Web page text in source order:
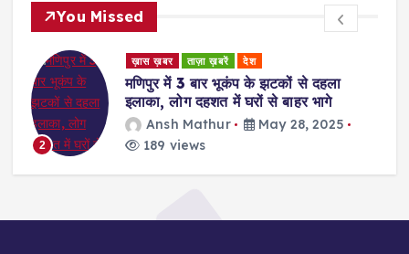
You Missed
2
ख़ास ख़बर ताज़ा ख़बरें देश
मणिपुर में 3 बार भूकंप के झटकों से दहला
इलाका, लोग दहशत में घरों से बाहर भागे
Ansh Mathur
May 28, 2025
189 views